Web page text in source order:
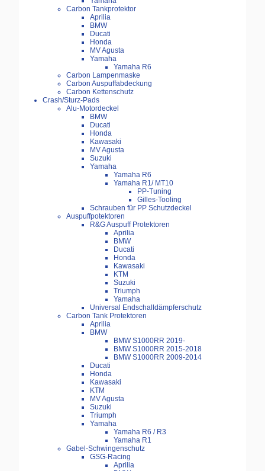
Carbon Tankprotektor
Aprilia
BMW
Ducati
Honda
MV Agusta
Yamaha
Yamaha R6
Carbon Lampenmaske
Carbon Auspuffabdeckung
Carbon Kettenschutz
Crash/Sturz-Pads
Alu-Motordeckel
BMW
Ducati
Honda
Kawasaki
MV Agusta
Suzuki
Yamaha
Yamaha R6
Yamaha R1/ MT10
PP-Tuning
Gilles-Tooling
Schrauben für PP Schutzdeckel
Auspuffpotektoren
R&G Auspuff Protektoren
Aprilia
BMW
Ducati
Honda
Kawasaki
KTM
Suzuki
Triumph
Yamaha
Universal Endschalldämpferschutz
Carbon Tank Protektoren
Aprilia
BMW
BMW S1000RR 2019-
BMW S1000RR 2015-2018
BMW S1000RR 2009-2014
Ducati
Honda
Kawasaki
KTM
MV Agusta
Suzuki
Triumph
Yamaha
Yamaha R6 / R3
Yamaha R1
Gabel-Schwingenschutz
GSG-Racing
Aprilia